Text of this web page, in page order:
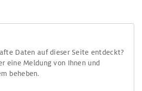
Daten auf dieser Seite entdeckt?
eine Meldung von Ihnen und
beheben.